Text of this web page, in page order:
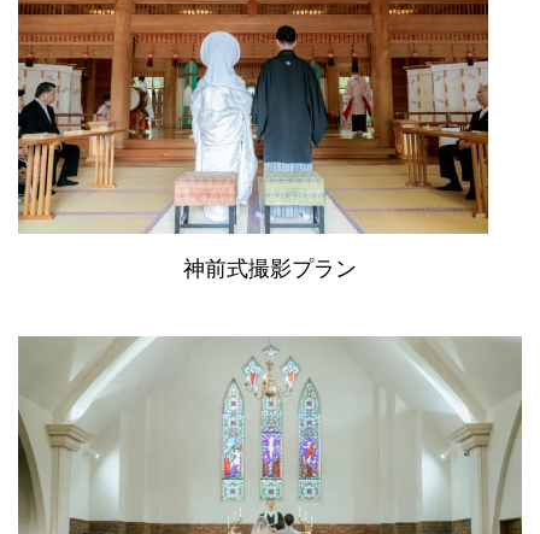
神前式撮影プラン